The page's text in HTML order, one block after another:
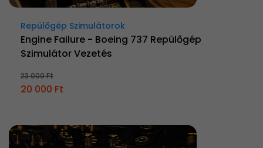
Repülőgép Szimulátorok
Engine Failure - Boeing 737 Repülőgép
Szimulátor Vezetés
23 000 Ft
20 000 Ft